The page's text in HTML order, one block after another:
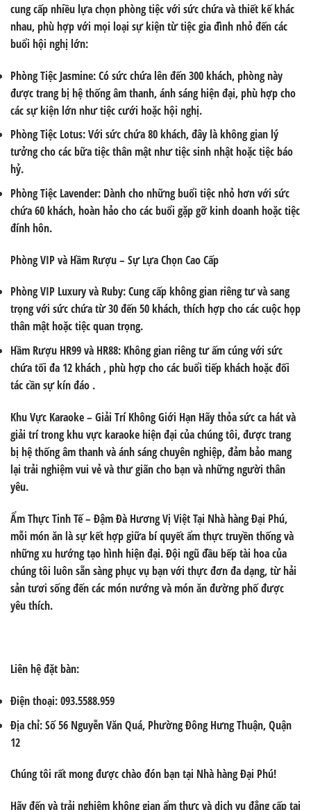
cung cấp nhiều lựa chọn phòng tiệc với sức chứa và thiết kế khác
nhau, phù hợp với mọi loại sự kiện từ tiệc gia đình nhỏ đến các
buổi hội nghị lớn:
Phòng Tiệc Jasmine: Có sức chứa lên đến 300 khách, phòng này
được trang bị hệ thống âm thanh, ánh sáng hiện đại, phù hợp cho
các sự kiện lớn như tiệc cưới hoặc hội nghị.
Phòng Tiệc Lotus: Với sức chứa 80 khách, đây là không gian lý
tưởng cho các bữa tiệc thân mật như tiệc sinh nhật hoặc tiệc báo
hỷ.
Phòng Tiệc Lavender: Dành cho những buổi tiệc nhỏ hơn với sức
chứa 60 khách, hoàn hảo cho các buổi gặp gỡ kinh doanh hoặc tiệc
đính hôn.
Phòng VIP và Hầm Rượu – Sự Lựa Chọn Cao Cấp
Phòng VIP Luxury và Ruby: Cung cấp không gian riêng tư và sang
trọng với sức chứa từ 30 đến 50 khách, thích hợp cho các cuộc họp
thân mật hoặc tiệc quan trọng.
Hầm Rượu HR99 và HR88: Không gian riêng tư ấm cúng với sức
chứa tối đa 12 khách , phù hợp cho các buổi tiếp khách hoặc đối
tác cần sự kín đáo .
Khu Vực Karaoke – Giải Trí Không Giới Hạn Hãy thỏa sức ca hát và
giải trí trong khu vực karaoke hiện đại của chúng tôi, được trang
bị hệ thống âm thanh và ánh sáng chuyên nghiệp, đảm bảo mang
lại trải nghiệm vui vẻ và thư giãn cho bạn và những người thân
yêu.
Ẩm Thực Tinh Tế – Đậm Đà Hương Vị ViệtTại Nhà hàng Đại Phú,
mỗi món ăn là sự kết hợp giữa bí quyết ẩm thực truyền thống và
những xu hướng tạo hình hiện đại. Đội ngũ đầu bếp tài hoa của
chúng tôi luôn sẵn sàng phục vụ bạn với thực đơn đa dạng, từ hải
sản tươi sống đến các món nướng và món ăn đường phố được
yêu thích.
Liên hệ đặt bàn:
Điện thoại: 093.5588.959
Địa chỉ: Số 56 Nguyễn Văn Quá, Phường Đông Hưng Thuận, Quận
12
Chúng tôi rất mong được chào đón bạn tại Nhà hàng Đại Phú!
Hãy đến và trải nghiệm không gian ẩm thực và dịch vụ đẳng cấp tại